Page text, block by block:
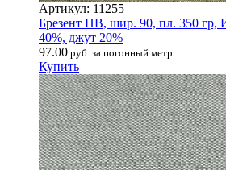
Артикул: 11255
Брезент ПВ, шир. 90, пл. 350 гр,
40%, джут 20%
97.00 руб. за погонный метр
Купить